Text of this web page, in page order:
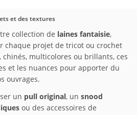
et des textures
collection de laines fantaisie,
chaque projet de tricot ou crochet
multicolores ou brillants, ces
et les nuances pour apporter du
ouvrages.
un pull original, un snood
ou des accessoires de